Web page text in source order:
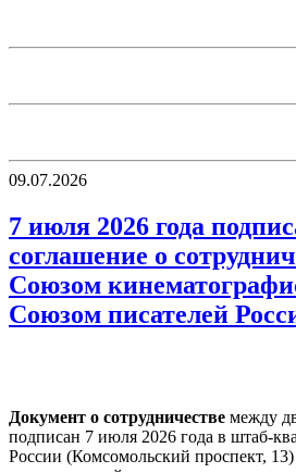
09.07.2026
7 июля 2026 года
соглашение о
Союзом
Союзом писателей
Документ о сотрудничестве между
подписан 7 июля 2026 года в штаб-
России (Комсомольский проспект,